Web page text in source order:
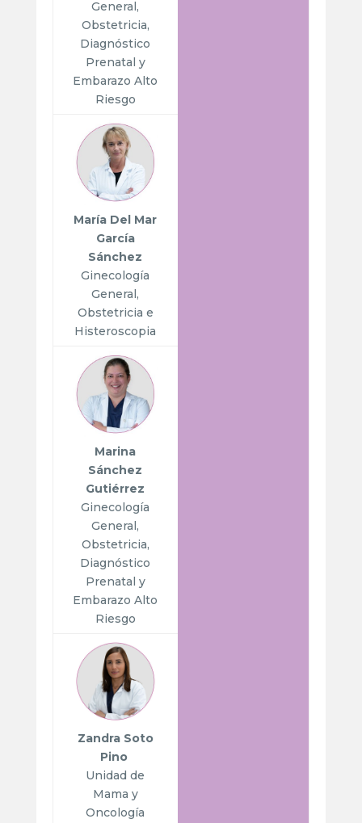
General,
Obstetricia,
Diagnóstico
Prenatal y
Embarazo Alto
Riesgo
María Del Mar
García
Sánchez
Ginecología
General,
Obstetricia e
Histeroscopia
Marina
Sánchez
Gutiérrez
Ginecología
General,
Obstetricia,
Diagnóstico
Prenatal y
Embarazo Alto
Riesgo
Zandra Soto
Pino
Unidad de
Mama y
Oncología